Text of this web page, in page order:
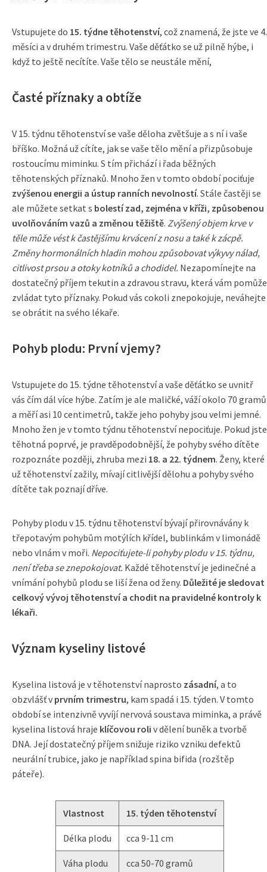
Vstupujete do 15. týdne těhotenství, což znamená, že jste ve 4.
měsíci a v druhém trimestru. Vaše děťátko se už pilně hýbe, i
když to ještě necítíte. Vaše tělo se neustále mění,
Časté příznaky a obtíže
V 15. týdnu těhotenství se vaše děloha zvětšuje a s ní i vaše
bříško. Možná už cítíte, jak se vaše tělo mění a přizpůsobuje
rostoucímu miminku. S tím přichází i řada běžných
těhotenských příznaků. Mnoho žen v tomto období pociťuje
zvýšenou energii a ústup ranních nevolností. Stále častěji se
ale můžete setkat s bolestí zad, zejména v kříži, způsobenou
uvolňováním vazů a změnou těžiště. Zvýšený objem krve v
těle může vést k častějšímu krvácení z nosu a také k zácpě.
Změny hormonálních hladin mohou způsobovat výkyvy nálad,
citlivost prsou a otoky kotníků a chodidel. Nezapomínejte na
dostatečný příjem tekutin a zdravou stravu, která vám pomůže
zvládat tyto příznaky. Pokud vás cokoli znepokojuje, neváhejte
se obrátit na svého lékaře.
Pohyb plodu: První vjemy?
Vstupujete do 15. týdne těhotenství a vaše děťátko se uvnitř
vás čím dál více hýbe. Zatím je ale maličké, váží okolo 70 gramů
a měří asi 10 centimetrů, takže jeho pohyby jsou velmi jemné.
Mnoho žen je v tomto týdnu těhotenství nepociťuje. Pokud jste
těhotná poprvé, je pravděpodobnější, že pohyby svého dítěte
rozpoznáte později, zhruba mezi 18. a 22. týdnem. Ženy, které
už těhotenství zažily, mívají citlivější dělohu a pohyby svého
dítěte tak poznají dříve.
Pohyby plodu v 15. týdnu těhotenství bývají přirovnávány k
třepotavým pohybům motýlích křídel, bublinkám v limonádě
nebo vlnám v moři. Nepociťujete-li pohyby plodu v 15. týdnu,
není třeba se znepokojovat. Každé těhotenství je jedinečné a
vnímání pohybů plodu se liší žena od ženy. Důležité je sledovat
celkový vývoj těhotenství a chodit na pravidelné kontroly k
lékaři.
Význam kyseliny listové
Kyselina listová je v těhotenství naprosto zásadní, a to
obzvlášť v prvním trimestru, kam spadá i 15. týden. V tomto
období se intenzivně vyvíjí nervová soustava miminka, a právě
kyselina listová hraje klíčovou roli v dělení buněk a tvorbě
DNA. Její dostatečný příjem snižuje riziko vzniku defektů
neurální trubice, jako je například spina bifida (rozštěp
páteře).
Vlastnost 15. týden těhotenství
Délka plodu cca 9-11 cm
Váha plodu cca 50-70 gramů